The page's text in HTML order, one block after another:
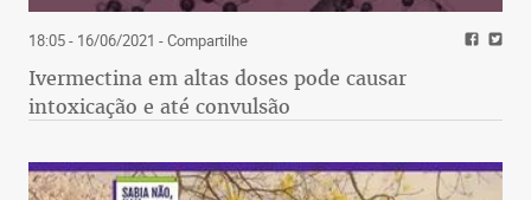
18:05 - 16/06/2021 - Compartilhe
Ivermectina em altas doses pode causar
intoxicação e até convulsão